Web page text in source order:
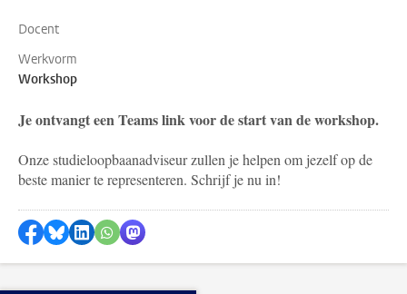
Docent
Werkvorm
Workshop
Je ontvangt een Teams link voor de start van de workshop.
Onze studieloopbaanadviseur zullen je helpen om jezelf op de
beste manier te representeren. Schrijf je nu in!
Delen op Facebook
Delen via Bluesky
Delen op LinkedIn
Delen via WhatsApp
Delen via Mastodon